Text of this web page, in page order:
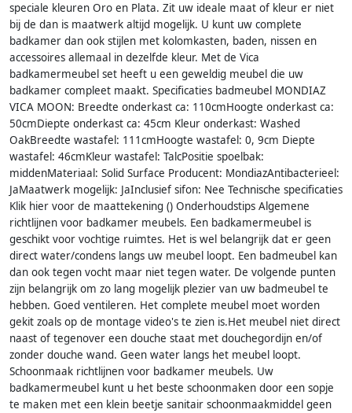
speciale kleuren Oro en Plata. Zit uw ideale maat of kleur er niet
bij de dan is maatwerk altijd mogelijk. U kunt uw complete
badkamer dan ook stijlen met kolomkasten, baden, nissen en
accessoires allemaal in dezelfde kleur. Met de Vica
badkamermeubel set heeft u een geweldig meubel die uw
badkamer compleet maakt. Specificaties badmeubel MONDIAZ
VICA MOON: Breedte onderkast ca: 110cmHoogte onderkast ca:
50cmDiepte onderkast ca: 45cm Kleur onderkast: Washed
OakBreedte wastafel: 111cmHoogte wastafel: 0, 9cm Diepte
wastafel: 46cmKleur wastafel: TalcPositie spoelbak:
middenMateriaal: Solid Surface Producent: MondiazAntibacterieel:
JaMaatwerk mogelijk: JaInclusief sifon: Nee Technische specificaties
Klik hier voor de maattekening () Onderhoudstips Algemene
richtlijnen voor badkamer meubels. Een badkamermeubel is
geschikt voor vochtige ruimtes. Het is wel belangrijk dat er geen
direct water/condens langs uw meubel loopt. Een badmeubel kan
dan ook tegen vocht maar niet tegen water. De volgende punten
zijn belangrijk om zo lang mogelijk plezier van uw badmeubel te
hebben. Goed ventileren. Het complete meubel moet worden
gekit zoals op de montage video's te zien is.Het meubel niet direct
naast of tegenover een douche staat met douchegordijn en/of
zonder douche wand. Geen water langs het meubel loopt.
Schoonmaak richtlijnen voor badkamer meubels. Uw
badkamermeubel kunt u het beste schoonmaken door een sopje
te maken met een klein beetje sanitair schoonmaakmiddel geen